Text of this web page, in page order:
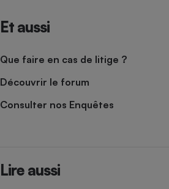
Et aussi
Que faire en cas de litige ?
Découvrir le forum
Consulter nos Enquêtes
Lire aussi